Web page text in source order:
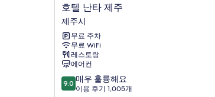
호
텔
난
타
제
주
제
주
시
호텔 난타 제주
제주시
무료 주차
무료 WiFi
레스토랑
에어컨
10
점
9.0 매우 훌륭해요
이용 후기 1,005개